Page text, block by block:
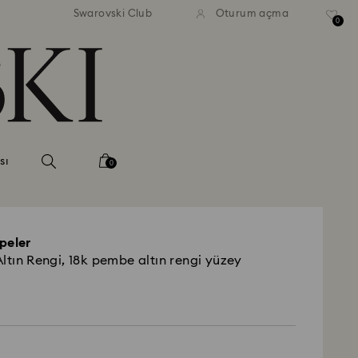
Swarovski Club Oturum açma
0
0
Rengi, 18k pembe altın rengi yüzey